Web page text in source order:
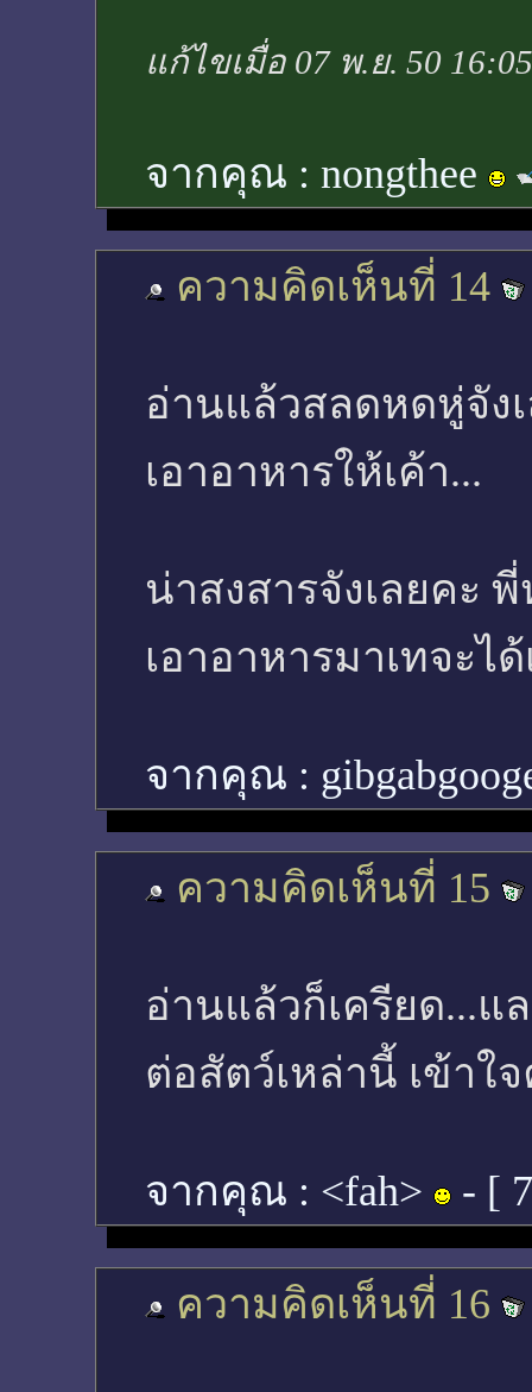
แก้ไขเมื่อ 07 พ.ย. 50
จากคุณ : nongthee
ความคิดเห็นที่ 14
อ่านแล้วสลดหดหู่จั
เอาอาหารให้เค้า...
น่าสงสารจังเลยคะ
เอาอาหารมาเทจะไ
จากคุณ :
ความคิดเห็นที่ 15
อ่านแล้วก็เครียด...
ต่อสัตว์เหล่านี้ เข้าใ
จากคุณ : <fah> - [
ความคิดเห็นที่ 16